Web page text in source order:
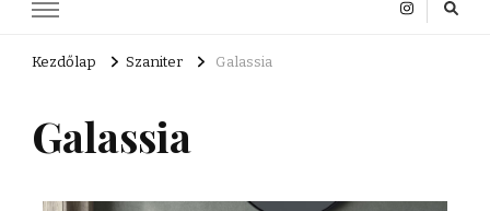
Kezdőlap Szaniter Galassia
Galassia